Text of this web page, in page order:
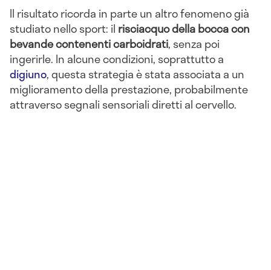
Il risultato ricorda in parte un altro fenomeno già
studiato nello sport: il risciacquo della bocca con
bevande contenenti carboidrati, senza poi
ingerirle. In alcune condizioni, soprattutto a
digiuno, questa strategia è stata associata a un
miglioramento della prestazione, probabilmente
attraverso segnali sensoriali diretti al cervello.